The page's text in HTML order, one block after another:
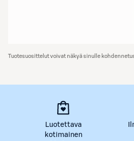
Tuotesuosittelut voivat näkyä sinulle
Luotettava
kotimainen